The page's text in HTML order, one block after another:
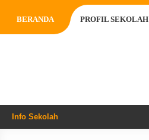
BERANDA PROFIL SEKOLAH
Info Sekolah